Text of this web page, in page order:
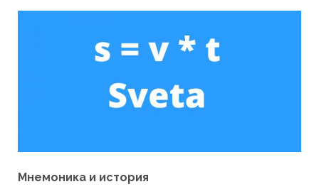
Мнемоника и история